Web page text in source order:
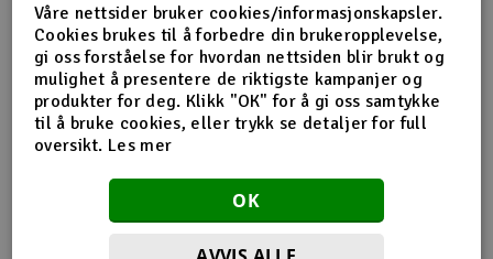
Solenergi
Sparkesykler & elkjøretøy
Verktøy, utstyr & tilbehør
Flere detaljer
Produktet er
forbundet med
Reservedeler HPI
HPI Bullet ST 3.0 RTR WP 2.4G
HPI WR8 3.0 1996 Ford Escort RS
Cosworth 4WD
HPI WR8 3.0 2001 WRC Subaru
Impreza 4WD
HPI WR8 Flux 1996 Ford Escort RS
Våre nettsider bruker cookies/informasjonskapsler.
Cookies brukes til å forbedre din brukeropplevelse,
gi oss forståelse for hvordan nettsiden blir brukt og
mulighet å presentere de riktigste kampanjer og
produkter for deg. Klikk "OK" for å gi oss samtykke
til å bruke cookies, eller trykk se detaljer for full
oversikt. Les mer
OK